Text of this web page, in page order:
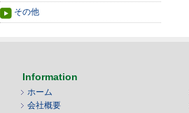
その他
Information
ホーム
会社概要